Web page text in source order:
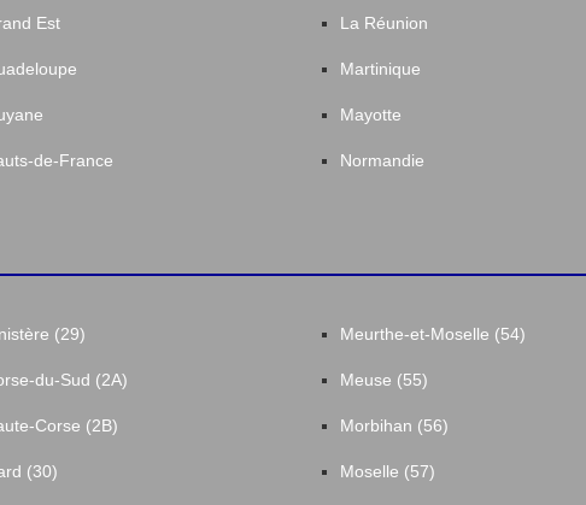
Est
de-France
La Réunion
Martinique
Mayotte
Normandie
(29)
du-Sud (2A)
Corse (2B)
(30)
Meurthe-et-Moselle (54)
Meuse (55)
Morbihan (56)
Moselle (57)